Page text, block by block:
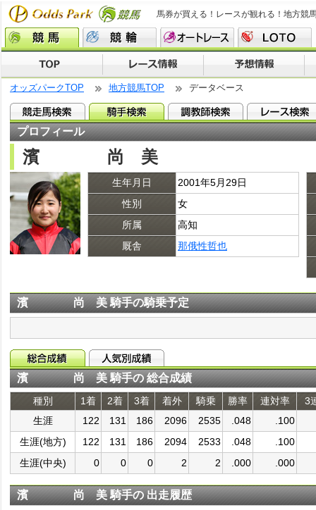
馬券が買える！レースが観れる！地方競
オッズパークTOP 地方競馬TOP データベース
プロフィール
濱 尚 美
生年月日
2001年5月29日
性別
女
所属
高知
厩舎
那俄性哲也
濱 尚 美 騎手の騎乗予定
濱 尚 美 騎手の 総合成績
種別 1着 2着 3着 着外 騎乗 勝率 連対率
3
生涯
122 131 186 2096 2535 .048
.100
生涯(地方)
122 131 186 2094 2533 .048
.100
生涯(中央)
0 0 0 2 2 .000 .000
濱 尚 美 騎手の 出走履歴